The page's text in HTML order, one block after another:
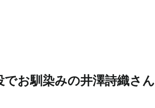
お馴染みの井澤詩織さん